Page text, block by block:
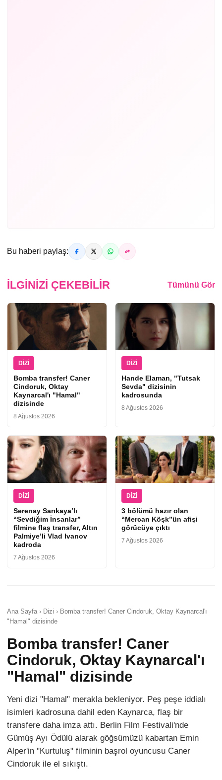
Bu haberi paylaş:
İLGINIZI ÇEKEBILIR Tümünü Gör
DIZI
Bomba transfer! Caner
Cindoruk, Oktay
Kaynarcal'ı "Hamal"
dizisinde
8 Ağustos 2026
DIZI
Hande Elaman, "Tutsak
Sevda" dizisinin
kadrosunda
8 Ağustos 2026
DIZI
Serenay Sarıkaya’lı
“Sevdiğim İnsanlar”
filmine flaş transfer, Altın
Palmiye’li Vlad Ivanov
kadroda
7 Ağustos 2026
DIZI
3 bölümü hazır olan
“Mercan Köşk”ün afişi
görücüye çıktı
7 Ağustos 2026
Ana Sayfa › Dizi › Bomba transfer! Caner Cindoruk, Oktay Kaynarcal'ı
"Hamal" dizisinde
Bomba transfer! Caner
Cindoruk, Oktay Kaynarcal'ı
"Hamal" dizisinde
Yeni dizi "Hamal" merakla bekleniyor. Peş peşe iddialı
isimleri kadrosuna dahil eden Kaynarca, flaş bir
transfere daha imza attı. Berlin Film Festivali'nde
Gümüş Ayı Ödülü alarak göğsümüzü kabartan Emin
Alper'in "Kurtuluş" filminin başrol oyuncusu Caner
Cindoruk ile el sıkıştı.